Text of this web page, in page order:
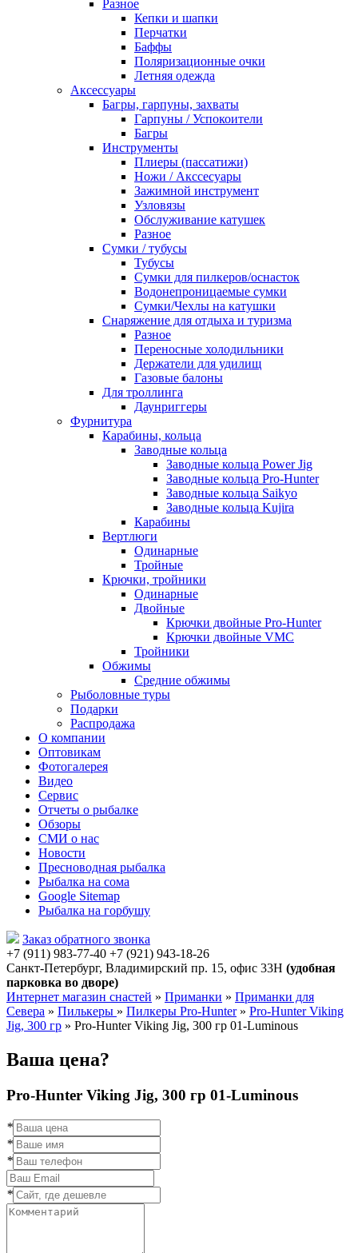
Разное
Кепки и шапки
Перчатки
Баффы
Поляризационные очки
Летняя одежда
Аксессуары
Багры, гарпуны, захваты
Гарпуны / Успокоители
Багры
Инструменты
Плиеры (пассатижи)
Ножи / Акссесуары
Зажимной инструмент
Узловязы
Обслуживание катушек
Разное
Сумки / тубусы
Тубусы
Сумки для пилкеров/оснасток
Водонепроницаемые сумки
Сумки/Чехлы на катушки
Снаряжение для отдыха и туризма
Разное
Переносные холодильники
Держатели для удилищ
Газовые балоны
Для троллинга
Даунриггеры
Фурнитура
Карабины, кольца
Заводные кольца
Заводные кольца Power Jig
Заводные кольца Pro-Hunter
Заводные кольца Saikyo
Заводные кольца Kujira
Карабины
Вертлюги
Одинарные
Тройные
Крючки, тройники
Одинарные
Двойные
Крючки двойные Pro-Hunter
Крючки двойные VMC
Тройники
Обжимы
Средние обжимы
Рыболовные туры
Подарки
Распродажа
О компании
Оптовикам
Фотогалерея
Видео
Сервис
Отчеты о рыбалке
Обзоры
СМИ о нас
Новости
Пресноводная рыбалка
Рыбалка на сома
Google Sitemap
Рыбалка на горбушу
Заказ обратного звонка
+7 (911) 983-77-40 ‭+7 (921) 943-18-26
Санкт-Петербург, Владимирский пр. 15, офис 33Н (удобная
парковка во дворе)
Интернет магазин снастей » Приманки » Приманки для
Севера » Пилькеры » Пилкеры Pro-Hunter» Pro-Hunter Viking
Jig, 300 гр » Pro-Hunter Viking Jig, 300 гр 01-Luminous
Ваша цена?
Pro-Hunter Viking Jig, 300 гр 01-Luminous
*
*
*
*